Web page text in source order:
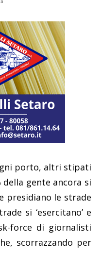
porto, altri stipati
gente ancora si
presidiano le strade
si ‘esercitano’ e
force di giornalisti
scorrazzando per